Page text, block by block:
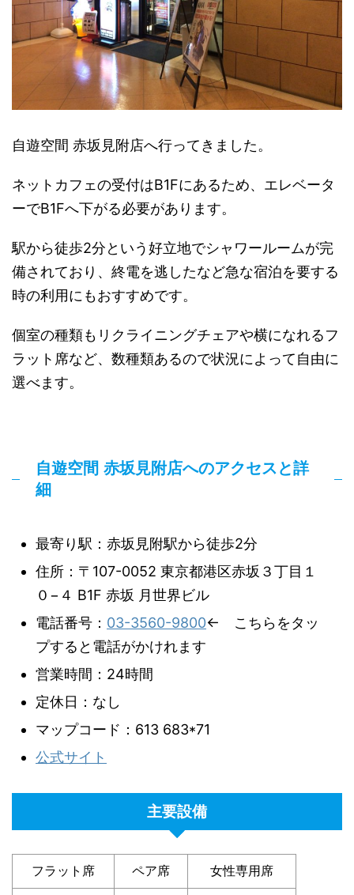
自遊空間 赤坂見附店へ行ってきました。
ネットカフェの受付はB1Fにあるため、エレベータ
ーでB1Fへ下がる必要があります。
駅から徒歩2分という好立地でシャワールームが完
備されており、終電を逃したなど急な宿泊を要する
時の利用にもおすすめです。
個室の種類もリクライニングチェアや横になれるフ
ラット席など、数種類あるので状況によって自由に
選べます。
自遊空間 赤坂見附店へのアクセスと詳
細
最寄り駅：赤坂見附駅から徒歩2分
住所：〒107-0052 東京都港区赤坂３丁目１
０−４ B1F 赤坂 月世界ビル
電話番号： 03-3560-9800← こちらをタッ
プすると電話がかけれます
営業時間：24時間
定休日：なし
マップコード：613 683*71
公式サイト
主要設備
フラット席 ペア席 女性専用席